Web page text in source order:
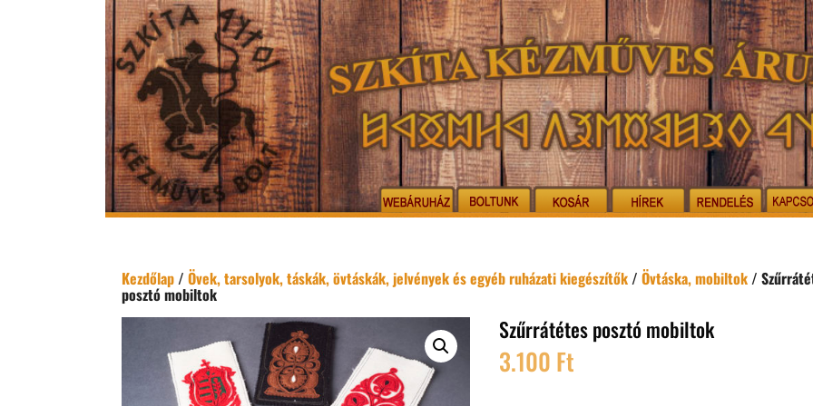
Kezdőlap/Övek, tarsolyok, táskák, övtáskák, jelvények és egyéb ruházati kiegészítők/Övtáska, mobiltok/
posztó mobiltok
Szűrrátétes posztó mobiltok
3.100 Ft